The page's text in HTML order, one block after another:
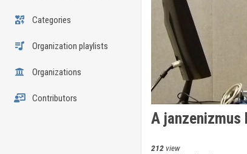
Categories
Organization playlists
Organizations
Contributors
A janzenizmus
212view